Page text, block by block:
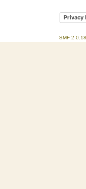
Privacy
SMF 2.0.18